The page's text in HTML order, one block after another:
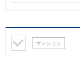
マンション